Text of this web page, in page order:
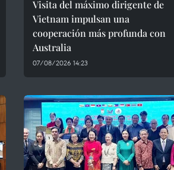
Visita del máximo dirigente de
Vietnam impulsan una
cooperación más profunda con
Australia
07/08/2026 14:23